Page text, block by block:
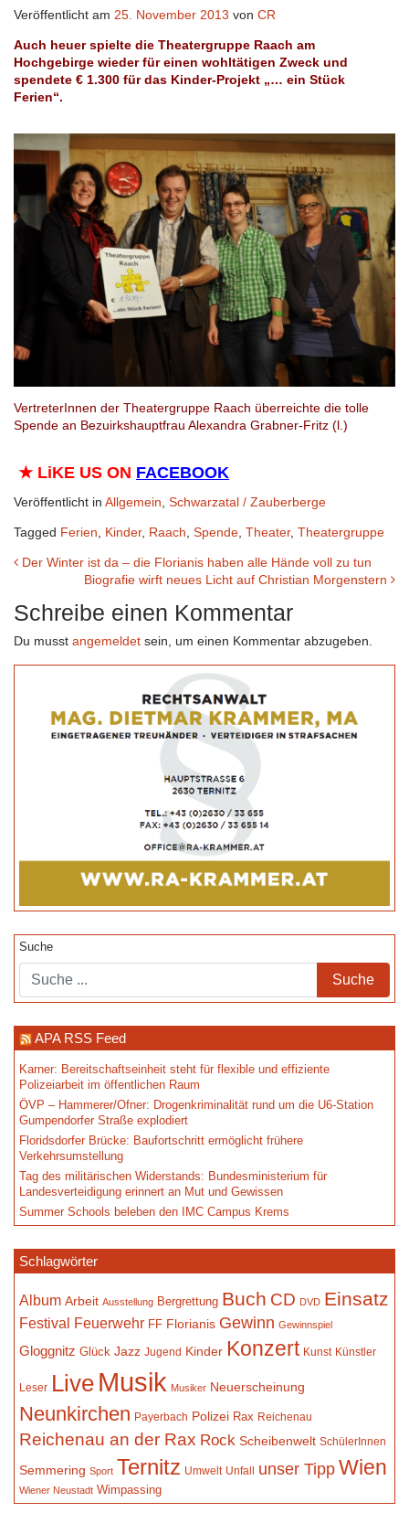
Veröffentlicht am 25. November 2013 von CR
Auch heuer spielte die Theatergruppe Raach am
Hochgebirge wieder für einen wohltätigen Zweck und
spendete € 1.300 für das Kinder-Projekt „… ein Stück
Ferien“.
VertreterInnen der Theatergruppe Raach überreichte die tolle
Spende an Bezuirkshauptfrau Alexandra Grabner-Fritz (l.)
★ LiKE US ON FACEBOOK
Veröffentlicht in Allgemein, Schwarzatal / Zauberberge
Tagged Ferien, Kinder, Raach, Spende, Theater, Theatergruppe
Beitrags-
Navigation
Der Winter ist da – die Florianis haben alle Hände voll zu tun
Biografie wirft neues Licht auf Christian Morgenstern
Schreibe einen Kommentar
Du musst angemeldet sein, um einen Kommentar abzugeben.
Suche
APA RSS Feed
Karner: Bereitschaftseinheit steht für flexible und effiziente
Polizeiarbeit im öffentlichen Raum
ÖVP – Hammerer/Ofner: Drogenkriminalität rund um die U6-Station
Gumpendorfer Straße explodiert
Floridsdorfer Brücke: Baufortschritt ermöglicht frühere
Verkehrsumstellung
Tag des militärischen Widerstands: Bundesministerium für
Landesverteidigung erinnert an Mut und Gewissen
Summer Schools beleben den IMC Campus Krems
Schlagwörter
Album Arbeit Ausstellung Bergrettung Buch CD DVD Einsatz
Festival Feuerwehr FF Florianis Gewinn Gewinnspiel
Gloggnitz Glück Jazz Jugend Kinder Konzert Kunst Künstler
Leser Live Musik Musiker Neuerscheinung
Neunkirchen Payerbach Polizei Rax Reichenau
Reichenau an der Rax Rock Scheibenwelt SchülerInnen
Semmering Sport Ternitz Umwelt Unfall unser TippWien
Wiener Neustadt Wimpassing